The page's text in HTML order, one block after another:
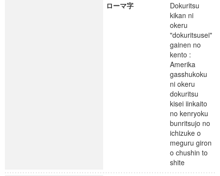
ローマ字
Dokuritsu
kikan ni
okeru
"dokuritsusei"
gainen no
kento :
Amerika
gasshukoku
ni okeru
dokuritsu
kisei iinkaito
no kenryoku
bunritsujo no
ichizuke o
meguru giron
o chushin to
shite